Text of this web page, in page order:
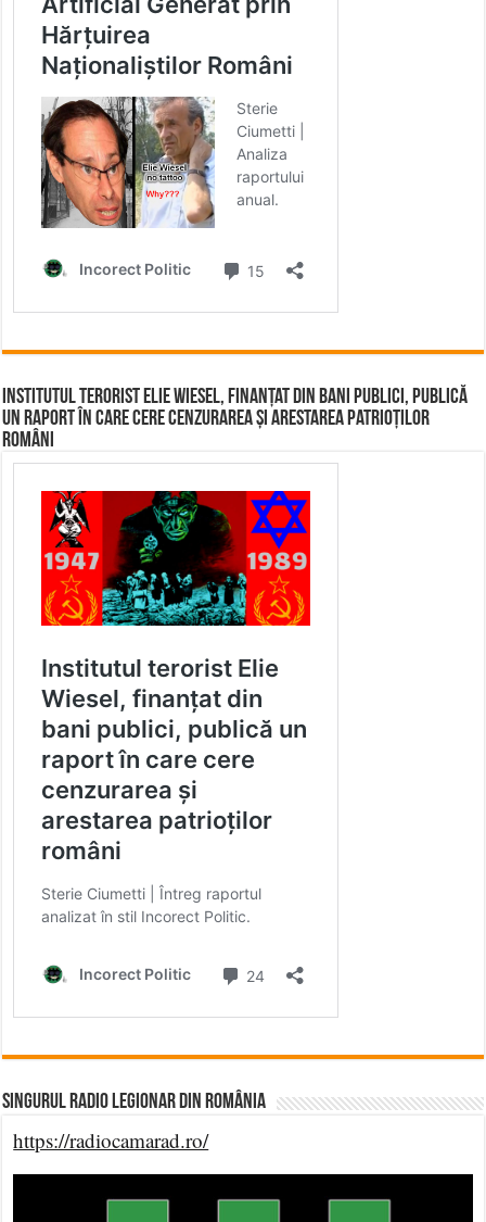
Institutul terorist Elie Wiesel, finanțat din bani publici, publică
un raport în care cere cenzurarea și arestarea patrioților
români
Singurul Radio Legionar din România
https://radiocamarad.ro/